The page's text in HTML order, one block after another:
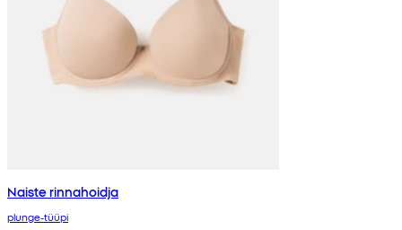
Naiste rinnahoidja
plunge-tüüpi